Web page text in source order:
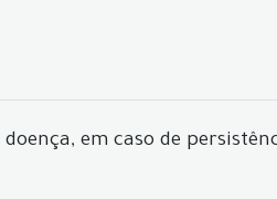
em caso de